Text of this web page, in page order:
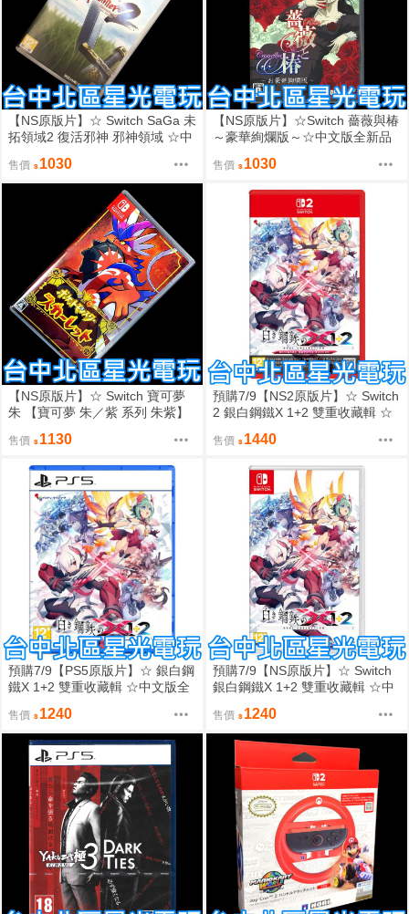
【NS原版片】☆ Switch SaGa 未
拓領域2 復活邪神 邪神領域 ☆中
售價 1030
【NS原版片】☆Switch 薔薇與椿
～豪華絢爛版～☆中文版全新品
售價 1030
【NS原版片】☆ Switch 寶可夢
朱 【寶可夢 朱／紫 系列 朱紫】
星光電玩
售價 1130
預購7/9【NS2原版片】☆ Switch
2 銀白鋼鐵X 1+2 雙重收藏輯 ☆
售價 1440
預購7/9【PS5原版片】☆ 銀白鋼
鐵X 1+2 雙重收藏輯 ☆中文版全
售價 1240
預購7/9【NS原版片】☆ Switch
銀白鋼鐵X 1+2 雙重收藏輯 ☆中
售價 1240